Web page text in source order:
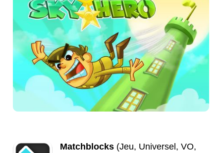
Matchblocks (Jeu, Universel, VO,